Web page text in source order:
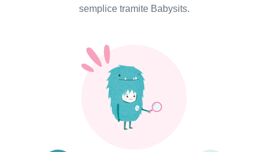
semplice tramite Babysits.